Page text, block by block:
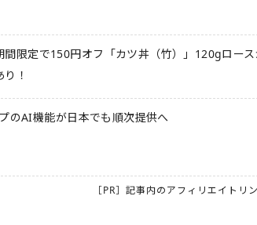
間限定で150円オフ「カツ丼（竹）」120gロー
！
のAI機能が日本でも順次提供へ
［PR］記事内のアフィリエイト